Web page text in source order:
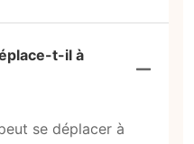
t-il à
se déplacer à